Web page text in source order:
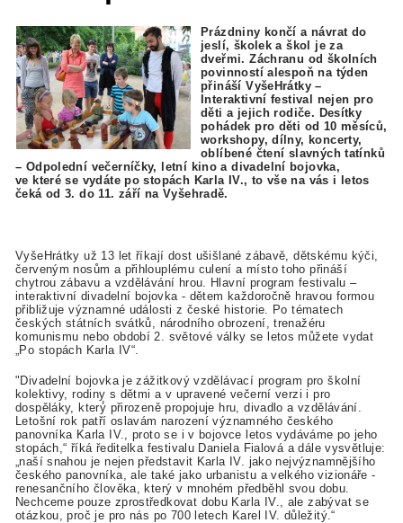
Prázdniny končí a návrat do
jeslí, školek a škol je za
dveřmi. Záchranu od školních
povinností alespoň na týden
přináší VyšeHrátky –
Interaktivní festival nejen pro
děti a jejich rodiče. Desítky
pohádek pro děti od 10 měsíců,
workshopy, dílny, koncerty,
oblíbené čtení slavných tatínků
– Odpolední večerníčky, letní kino a divadelní bojovka,
ve které se vydáte po stopách Karla IV., to vše na vás i letos
čeká od 3. do 11. září na Vyšehradě.
VyšeHrátky už 13 let říkají dost ušišlané zábavě, dětskému kýči,
červeným nosům a přihlouplému culení a místo toho přináší
chytrou zábavu a vzdělávání hrou. Hlavní program festivalu –
interaktivní divadelní bojovka - dětem každoročně hravou formou
přibližuje významné události z české historie. Po tématech
českých státních svátků, národního obrození, trenažéru
komunismu nebo období 2. světové války se letos můžete vydat
„Po stopách Karla IV“.
"Divadelní bojovka je zážitkový vzdělávací program pro školní
kolektivy,rodiny s dětmi a v upravené večerní verzi i pro
dospěláky, který́ přirozeně propojuje hru, divadlo a vzdělávání.
Letošní rok patří oslavám narození významného českého
panovníka Karla IV., proto se i v bojovce letos vydáváme po jeho
stopách,“ říká ředitelka festivalu Daniela Fialová a dále vysvětluje:
„naší snahou je nejen představit Karla IV. jako nejvýznamnějšího
českého panovníka, ale také jako urbanistu a velkého vizionáře -
renesančního člověka, který v mnohém předběhl svou dobu.
Nechceme pouze zprostředkovat dobu Karla IV., ale zabývat se
otázkou, proč je pro nás po 700 letech Karel IV. důležitý.“